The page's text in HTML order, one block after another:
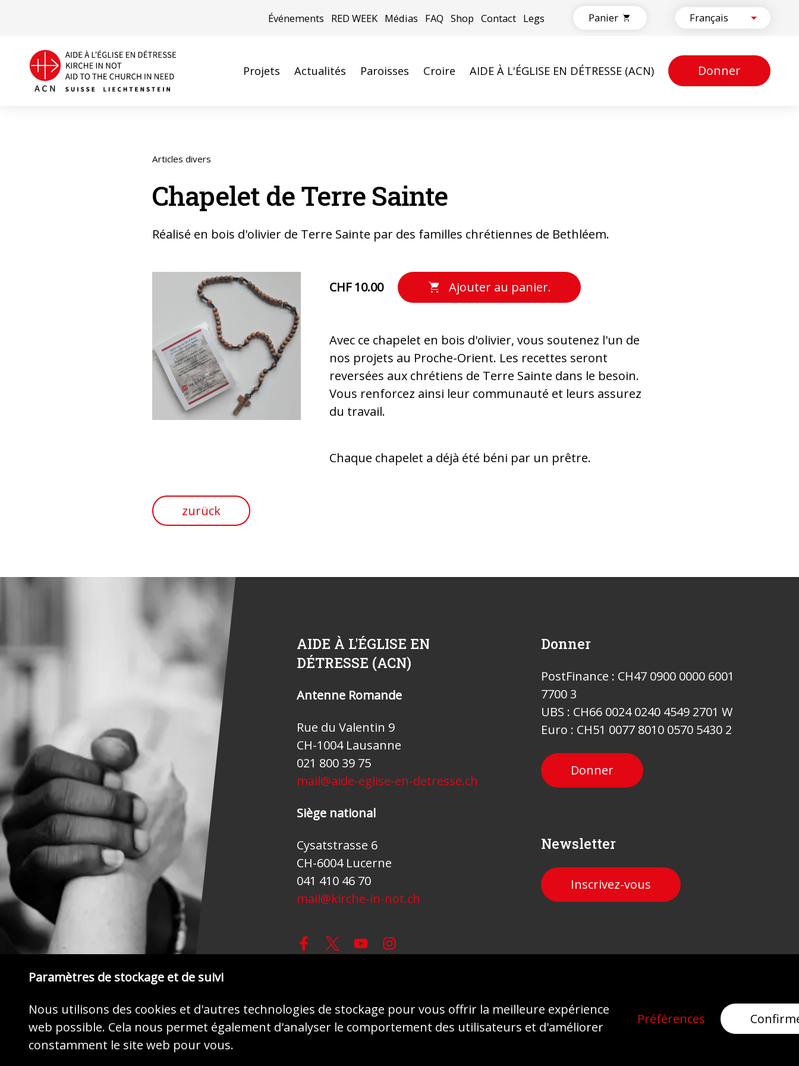
Événements RED WEEK Médias FAQ Shop Contact Legs Panier
Projets Actualités Paroisses Croire AIDE À L'ÉGLISE EN DÉTRESSE (ACN) Donner
Articles divers
Chapelet de Terre Sainte
Réalisé en bois d'olivier de Terre Sainte par des familles chrétiennes de Bethléem.
CHF 10.00 Ajouter au panier.
Avec ce chapelet en bois d'olivier, vous soutenez l'un de
nos projets au Proche-Orient. Les recettes seront
reversées aux chrétiens de Terre Sainte dans le besoin.
Vous renforcez ainsi leur communauté et leurs assurez
du travail.
Chaque chapelet a déjà été béni par un prêtre.
zurück
AIDE À L'ÉGLISE EN
DÉTRESSE (ACN)
Antenne Romande
Rue du Valentin 9
CH-1004 Lausanne
021 800 39 75
mail@aide-eglise-en-detresse.ch
Siège national
Cysatstrasse 6
CH-6004 Lucerne
041 410 46 70
mail@kirche-in-not.ch
Donner
PostFinance : CH47 0900 0000 6001
7700 3
UBS : CH66 0024 0240 4549 2701 W
Euro : CH51 0077 8010 0570 5430 2
Donner
Newsletter
Inscrivez-vous
© 2026 - AIDE À L'ÉGLISE EN DÉTRESSE (ACN) Mentions légales
Paramètres de stockage et de suivi
Nous utilisons des cookies et d'autres technologies de stockage pour vous offrir la meilleure expérience
web possible. Cela nous permet également d'analyser le comportement des utilisateurs et d'améliorer
constamment le site web pour vous.
Préférences